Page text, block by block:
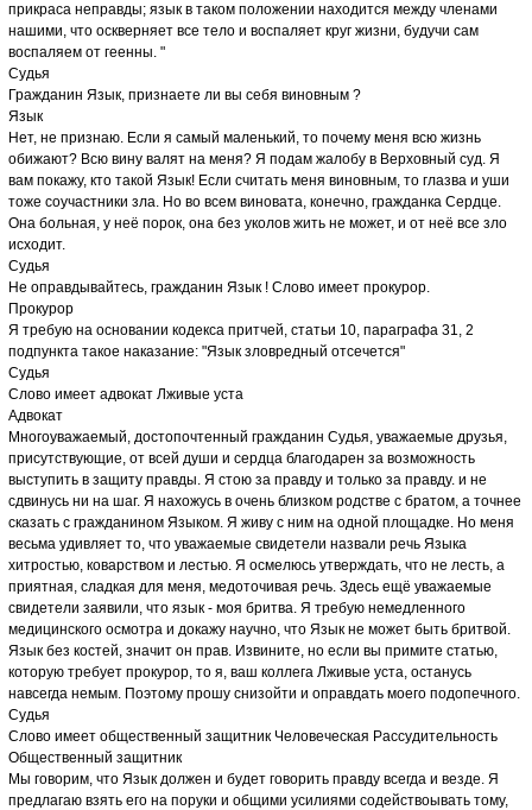
прикраса неправды; язык в таком положении находится между членами
нашими, что оскверняет все тело и воспаляет круг жизни, будучи сам
воспаляем от геенны. "
Судья
Гражданин Язык, признаете ли вы себя виновным ?
Язык
Нет, не признаю. Если я самый маленький, то почему меня всю жизнь
обижают? Всю вину валят на меня? Я подам жалобу в Верховный суд. Я
вам покажу, кто такой Язык! Если считать меня виновным, то глазва и уши
тоже соучастники зла. Но во всем виновата, конечно, гражданка Сердце.
Она больная, у неё порок, она без уколов жить не может, и от неё все зло
исходит.
Судья
Не оправдывайтесь, гражданин Язык ! Слово имеет прокурор.
Прокурор
Я требую на основании кодекса притчей, статьи 10, параграфа 31, 2
подпункта такое наказание: "Язык зловредный отсечется"
Судья
Слово имеет адвокат Лживые уста
Адвокат
Многоуважаемый, достопочтенный гражданин Судья, уважаемые друзья,
присутствующие, от всей души и сердца благодарен за возможность
выступить в защиту правды. Я стою за правду и только за правду. и не
сдвинусь ни на шаг. Я нахожусь в очень близком родстве с братом, а точнее
сказать с гражданином Языком. Я живу с ним на одной площадке. Но меня
весьма удивляет то, что уважаемые свидетели назвали речь Языка
хитростью, коварством и лестью. Я осмелюсь утверждать, что не лесть, а
приятная, сладкая для меня, медоточивая речь. Здесь ещё уважаемые
свидетели заявили, что язык - моя бритва. Я требую немедленного
медицинского осмотра и докажу научно, что Язык не может быть бритвой.
Язык без костей, значит он прав. Извините, но если вы примите статью,
которую требует прокурор, то я, ваш коллега Лживые уста, останусь
навсегда немым. Поэтому прошу снизойти и оправдать моего подопечного.
Судья
Слово имеет общественный защитник Человеческая Рассудительность
Общественный защитник
Мы говорим, что Язык должен и будет говорить правду всегда и везде. Я
предлагаю взять его на поруки и общими усилиями содействоывать тому,